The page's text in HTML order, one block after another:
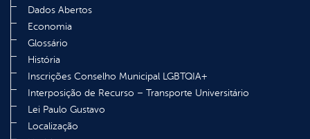
Dados Abertos
Economia
Glossário
História
Inscrições Conselho Municipal LGBTQIA+
Interposição de Recurso – Transporte Universitário
Lei Paulo Gustavo
Localização